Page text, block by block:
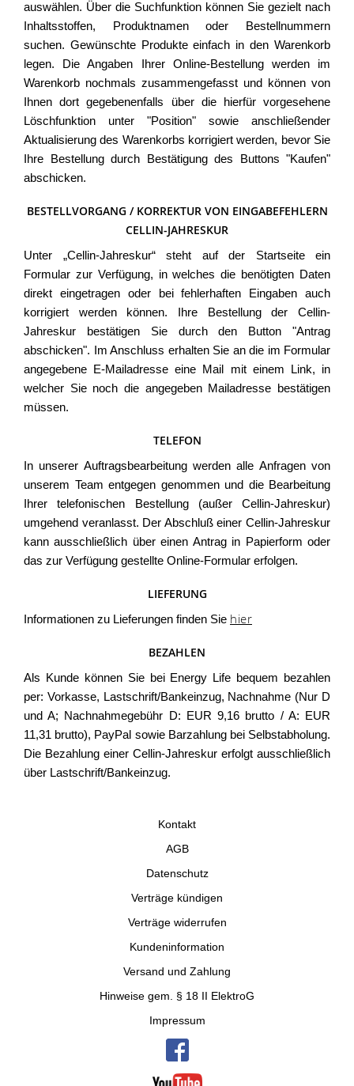
auswählen. Über die Suchfunktion können Sie gezielt nach
Inhaltsstoffen, Produktnamen oder Bestellnummern
suchen. Gewünschte Produkte einfach in den Warenkorb
legen. Die Angaben Ihrer Online-Bestellung werden im
Warenkorb nochmals zusammengefasst und können von
Ihnen dort gegebenenfalls über die hierfür vorgesehene
Löschfunktion unter "Position" sowie anschließender
Aktualisierung des Warenkorbs korrigiert werden, bevor Sie
Ihre Bestellung durch Bestätigung des Buttons "Kaufen"
abschicken.
BESTELLVORGANG / KORREKTUR VON EINGABEFEHLERN
CELLIN-JAHRESKUR
Unter „Cellin-Jahreskur“ steht auf der Startseite ein
Formular zur Verfügung, in welches die benötigten Daten
direkt eingetragen oder bei fehlerhaften Eingaben auch
korrigiert werden können. Ihre Bestellung der Cellin-
Jahreskur bestätigen Sie durch den Button "Antrag
abschicken". Im Anschluss erhalten Sie an die im Formular
angegebene E-Mailadresse eine Mail mit einem Link, in
welcher Sie noch die angegeben Mailadresse bestätigen
müssen.
TELEFON
In unserer Auftragsbearbeitung werden alle Anfragen von
unserem Team entgegen genommen und die Bearbeitung
Ihrer telefonischen Bestellung (außer Cellin-Jahreskur)
umgehend veranlasst. Der Abschluß einer Cellin-Jahreskur
kann ausschließlich über einen Antrag in Papierform oder
das zur Verfügung gestellte Online-Formular erfolgen.
LIEFERUNG
Informationen zu Lieferungen finden Sie hier
BEZAHLEN
Als Kunde können Sie bei Energy Life bequem bezahlen
per: Vorkasse, Lastschrift/Bankeinzug, Nachnahme (Nur D
und A; Nachnahmegebühr D: EUR 9,16 brutto / A: EUR
11,31 brutto), PayPal sowie Barzahlung bei Selbstabholung.
Die Bezahlung einer Cellin-Jahreskur erfolgt ausschließlich
über Lastschrift/Bankeinzug.
Kontakt
AGB
Datenschutz
Verträge kündigen
Verträge widerrufen
Kundeninformation
Versand und Zahlung
Hinweise gem. § 18 II ElektroG
Impressum